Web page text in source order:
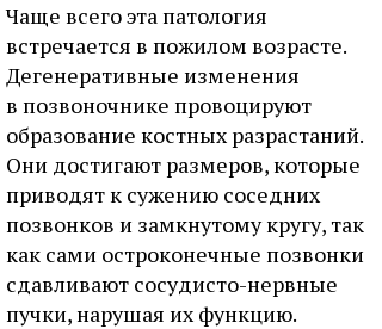
Чаще всего эта патология
встречается в пожилом возрасте.
Дегенеративные изменения
в позвоночнике провоцируют
образование костных разрастаний.
Они достигают размеров, которые
приводят к сужению соседних
позвонков и замкнутому кругу, так
как сами остроконечные позвонки
сдавливают сосудисто-нервные
пучки, нарушая их функцию.